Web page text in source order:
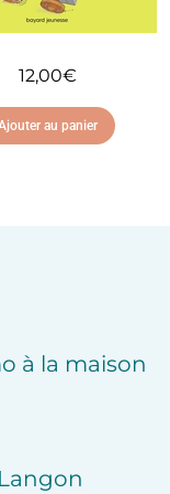
12,00€
au panier
à la maison